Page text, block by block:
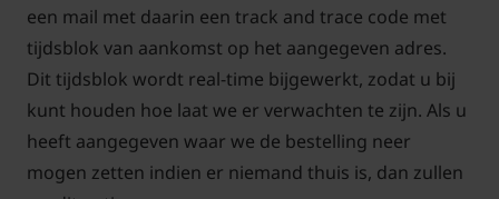
een mail met daarin een track and trace code met
tijdsblok van aankomst op het aangegeven adres.
Dit tijdsblok wordt real-time bijgewerkt, zodat u bij
kunt houden hoe laat we er verwachten te zijn. Als u
heeft aangegeven waar we de bestelling neer
mogen zetten indien er niemand thuis is, dan zullen